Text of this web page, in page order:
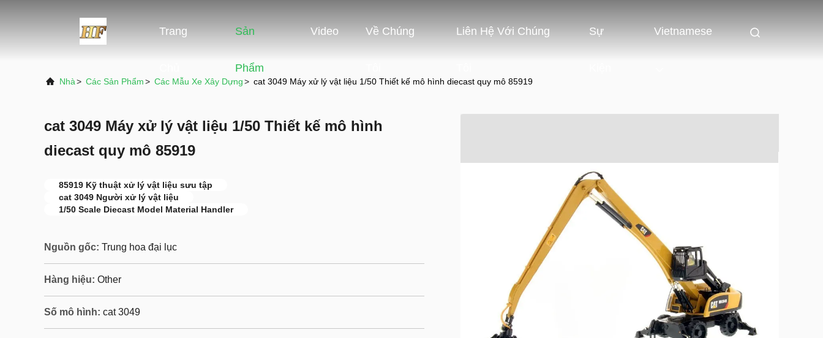
Trang Sản
Phẩm
Video Về Chúng Liên Hệ Với Chúng Sự Vietnamese
Nhà> Các Sản Phẩm> Các Mẫu Xe Xây Dựng> cat 3049 Máy xử lý vật liệu 1/50 Thiết kế mô hình diecast quy mô 85919
cat 3049 Máy xử lý vật liệu 1/50 Thiết kế mô hình
diecast quy mô 85919
85919 Kỹ thuật xử lý vật liệu sưu tập
cat 3049 Người xử lý vật liệu
1/50 Scale Diecast Model Material Handler
Nguồn gốc: Trung hoa đại lục
Hàng hiệu: Other
Số mô hình: cat 3049